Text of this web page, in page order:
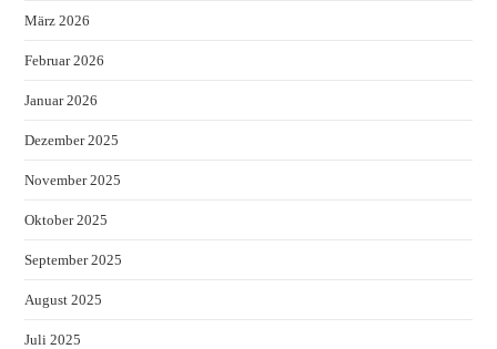
März 2026
Februar 2026
Januar 2026
Dezember 2025
November 2025
Oktober 2025
September 2025
August 2025
Juli 2025